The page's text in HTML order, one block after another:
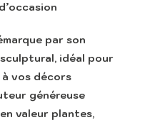
par son
idéal pour
vos décors
généreuse
valeur plantes,